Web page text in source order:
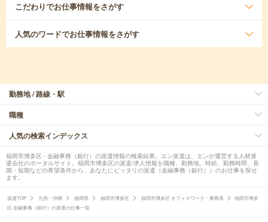
こだわりでお仕事情報をさがす
人気のワードでお仕事情報をさがす
勤務地 / 路線・駅
職種
人気の検索インデックス
福岡市博多区 - 金融事務（銀行）の派遣情報の検索結果。エン派遣は、エンが運営する人材派
遣会社のポータルサイト。福岡市博多区の派遣/求人情報を職種、勤務地、時給、勤務時間、長
期・短期などの希望条件から、あなたにピッタリの派遣（金融事務（銀行））のお仕事を探せ
ます。
派遣TOP 九州・沖縄 福岡県 福岡市博多区 福岡市博多区 オフィスワーク・事務系
福岡市博多
区 金融事務（銀行）の派遣の仕事一覧